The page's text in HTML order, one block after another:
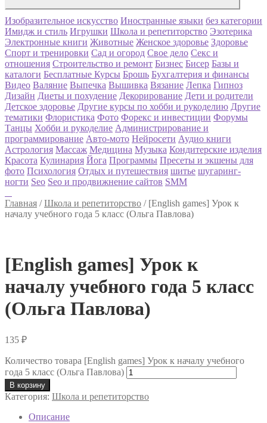
Изобразительное искусство Иностранные языки без категории
Имидж и стиль Игрушки Школа и репетиторство Эзотерика
Электронные книги Животные Женское здоровье Здоровье
Спорт и тренировки Сад и огород Свое дело Секс и
отношения Строительство и ремонт Бизнес Бисер Базы и
каталоги Бесплатные Курсы Брошь Бухгалтерия и финансы
Видео Валяние Выпечка Вышивка Вязание Лепка Гипноз
Дизайн Диеты и похудение Декорирование Дети и родители
Детское здоровье Другие курсы по хобби и рукоделию Другие
тематики Флористика Фото Форекс и инвестиции Форумы
Танцы Хобби и рукоделие Администрирование и
программирование Авто-мото Нейросети Аудио книги
Астрология Массаж Медицина Музыка Кондитерские изделия
Красота Кулинария Йога Программы Пресеты и экшены для
фото Психология Отдых и путешествия шитье шугаринг-
ногти Seo Seo и продвижнение сайтов SMM
Главная /Школа и репетиторство / [English games] Урок к
началу учебного года 5 класс (Ольга Павлова)
[English games] Урок к
началу учебного года 5 класс
(Ольга Павлова)
135 ₽
Количество товара [English games] Урок к началу учебного
года 5 класс (Ольга Павлова)
В корзину
Категория: Школа и репетиторство
Описание